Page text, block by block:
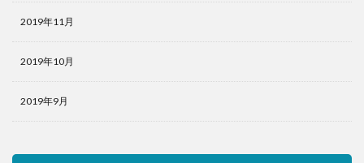
2019年11月
2019年10月
2019年9月